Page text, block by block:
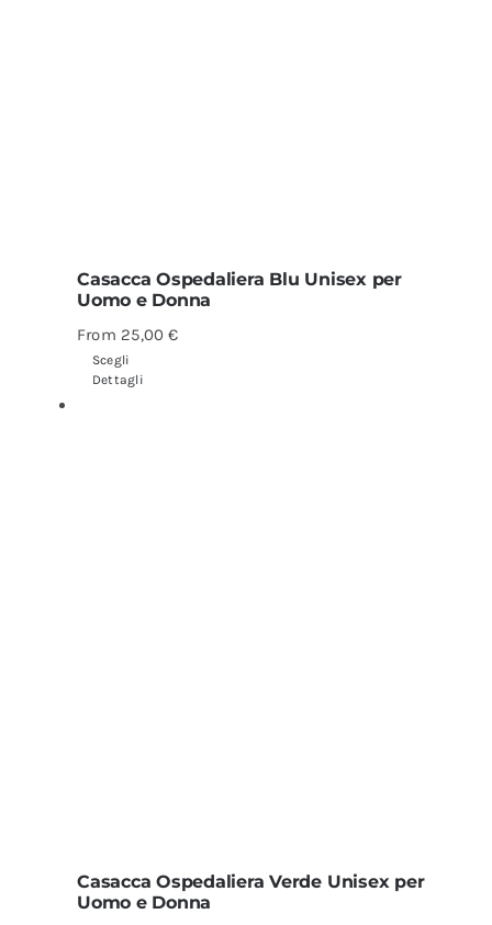
Casacca Ospedaliera Blu Unisex per
Uomo e Donna
From 25,00€
Scegli
Dettagli
Casacca Ospedaliera Verde Unisex per
Uomo e Donna